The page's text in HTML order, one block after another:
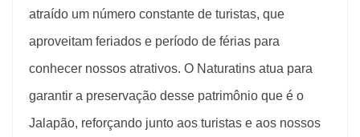
atraído um número constante de turistas, que
aproveitam feriados e período de férias para
conhecer nossos atrativos. O Naturatins atua para
garantir a preservação desse patrimônio que é o
Jalapão, reforçando junto aos turistas e aos nossos